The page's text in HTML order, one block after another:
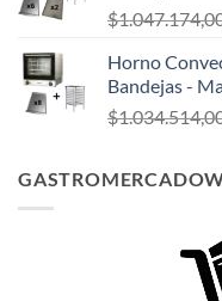
$
Horno
Bandejas -
$